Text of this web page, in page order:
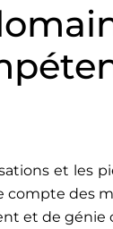
et les
des
et de génie